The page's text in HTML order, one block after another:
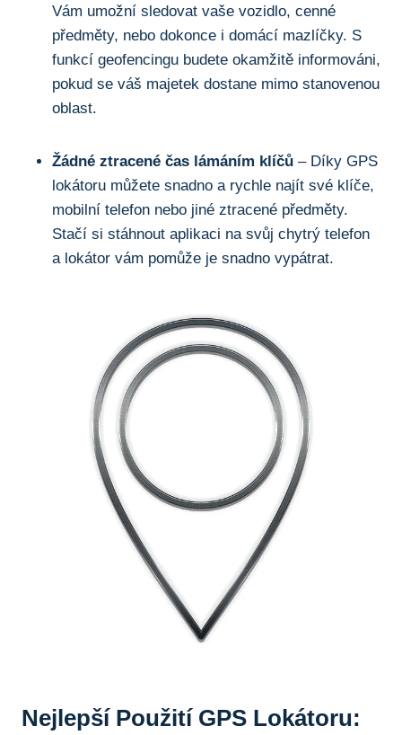
⁣Vám umožní sledovat vaše ​vozidlo, cenné
předměty, nebo dokonce ‍i domácí⁣ mazlíčky. S
funkcí geofencingu budete okamžitě informováni,
pokud se váš majetek dostane mimo stanovenou⁣
oblast.
Žádné ztracené čas ⁤lámáním ⁣klíčů – ⁣Díky⁤ GPS
lokátoru můžete snadno a⁣ rychle najít své klíče,
mobilní ‍telefon nebo jiné ztracené předměty.‍
Stačí si stáhnout aplikaci na svůj chytrý⁤ telefon
⁣a‍ lokátor vám pomůže je snadno vypátrat.
Nejlepší Použití GPS Lokátoru: